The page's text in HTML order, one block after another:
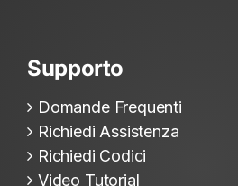
Supporto
Domande Frequenti
Richiedi Assistenza
Richiedi Codici
Video Tutorial